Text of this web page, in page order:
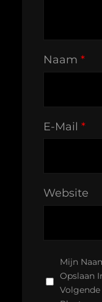
Naam *
E-Mail *
Website
Mijn
Opslaan
Volgende